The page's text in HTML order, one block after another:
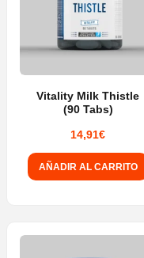
Vitality Milk Thistle
(90 Tabs)
14,91€
AÑADIR AL CARRITO